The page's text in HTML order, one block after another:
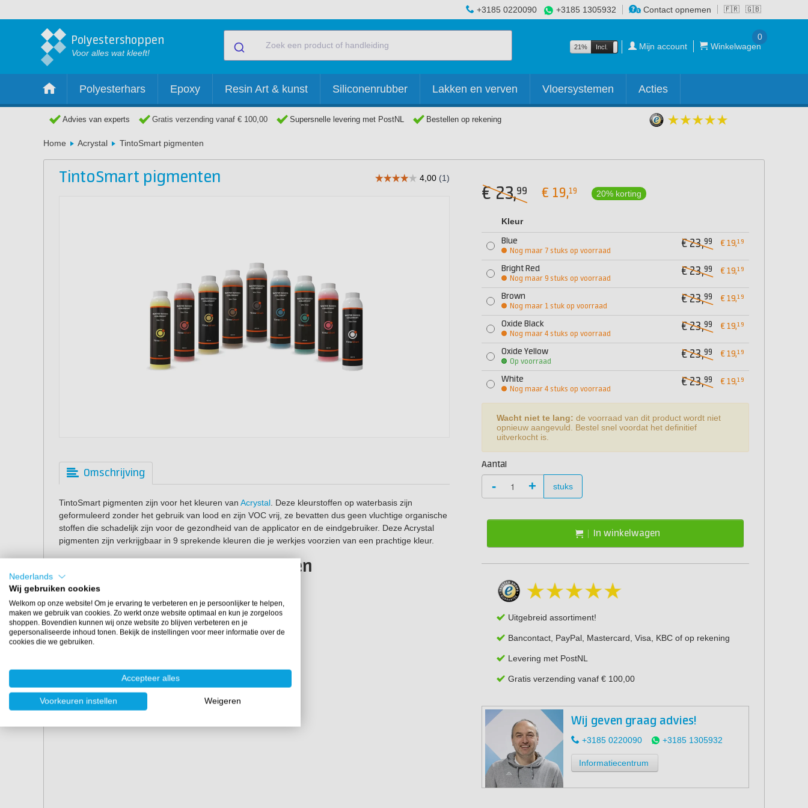
🇫🇷 🇬🇧
+3185 0220090 +3185 1305932 Contact opnemen
Polyestershoppen
Voor alles wat kleeft!
21% Incl. Excl. Mijn account Winkelwagen
0
Polyesterhars Epoxy Resin Art & kunst Siliconenrubber Lakken en verven Vloersystemen Acties
Advies van experts Gratis verzending vanaf € 100,00 Supersnelle levering met PostNL Bestellen op rekening
Home Acrystal TintoSmart pigmenten
TintoSmart pigmenten
Omschrijving
TintoSmart pigmenten zijn voor het kleuren van Acrystal . Deze kleurstoffen op waterbasis zijn
geformuleerd zonder het gebruik van lood en zijn VOC vrij, ze bevatten dus geen vluchtige organische
stoffen die schadelijk zijn voor de gezondheid van de applicator en de eindgebruiker. Deze Acrystal
pigmenten zijn verkrijgbaar in 9 sprekende kleuren die je werkjes voorzien van een prachtige kleur.
Voordelen TintoSmart pigmenten
Oplosmiddelvrij.
Geschikt voor Acrystal.
Op waterbasis.
Eigenschappen
Kleuren:verkrijgbaar in 9 kleuren
€ 19,19
€23,99 20% korting
Kleur
Blue
Nog maar 7 stuks op voorraad
€ 19,19
€ 23,99
Bright Red
Nog maar 9 stuks op voorraad
€ 19,19
€ 23,99
Brown
Nog maar 1 stuk op voorraad
€ 19,19
€ 23,99
Oxide Black
Nog maar 4 stuks op voorraad
€ 19,19
€ 23,99
Oxide Yellow
Op voorraad
€ 19,19
€ 23,99
White
Nog maar 4 stuks op voorraad
€ 19,19
€ 23,99
Wacht niet te lang: de voorraad van dit product wordt niet
opnieuw aangevuld. Bestel snel voordat het definitief
uitverkocht is.
Aantal
- + stuks
In winkelwagen
Uitgebreid assortiment!
Bancontact, PayPal, Mastercard, Visa, KBC of op rekening
Levering met PostNL
Gratis verzending vanaf € 100,00
Wij geven graag advies!
+3185 0220090 +3185 1305932
Informatiecentrum
Nederlands
Wij gebruiken cookies
Welkom op onze website! Om je ervaring te verbeteren en je persoonlijker te helpen,
maken we gebruik van cookies. Zo werkt onze website optimaal en kun je zorgeloos
shoppen. Bovendien kunnen wij onze website zo blijven verbeteren en je
gepersonaliseerde inhoud tonen. Bekijk de instellingen voor meer informatie over de
cookies die we gebruiken.
Accepteer alles
Voorkeuren instellen Weigeren